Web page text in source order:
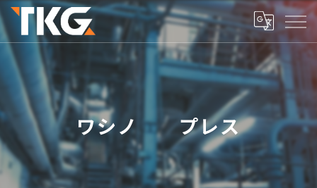
ワシノ プレス